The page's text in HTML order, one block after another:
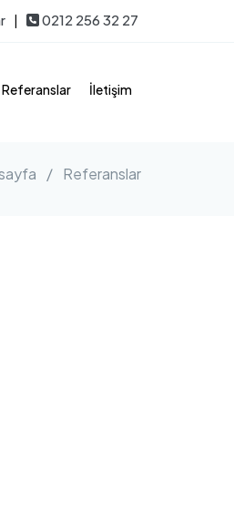
| 0212 256 32 27
Referanslar İletişim
/ Referanslar